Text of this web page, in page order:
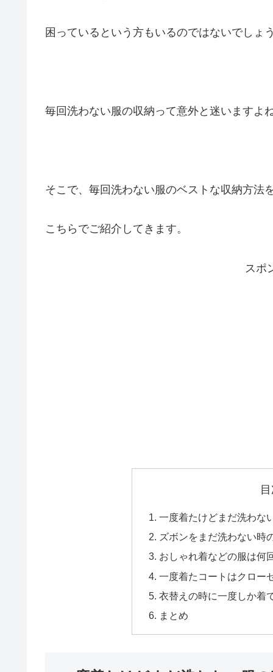
困っているという方もいるのではないでしょ
毎回洗わない服の収納って意外と迷いますよ
そこで、毎回洗わない服のベストな収納方法
こちらでご紹介してきます。
スポ
一度着たけどまだ洗わな
ズボンをまだ洗わない時
おしゃれ着などの服は何
一度着たコートはクロー
衣替えの時に一度しか着
まとめ